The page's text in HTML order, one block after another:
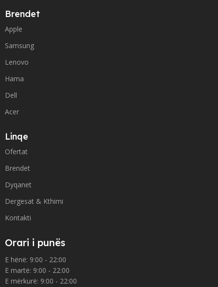
Brendet
Apple
Samsung
Lenovo
Hama
Dell
Acer
Linqe
Ofertat
Brendet
Dyqanet
Dergesat & Kthimi
Kontakti
Orari i punës
E hënë: 9:00 - 22:00
E martë: 9:00 - 22:00
E mërkurë: 9:00 - 22:00